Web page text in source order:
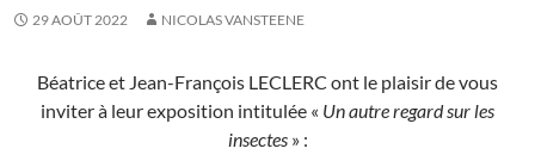
29 AOÛT 2022 NICOLAS VANSTEENE
Béatrice et Jean-François LECLERC ont le plaisir de vous
inviter à leur exposition intitulée « Un autre regard sur les
insectes» :